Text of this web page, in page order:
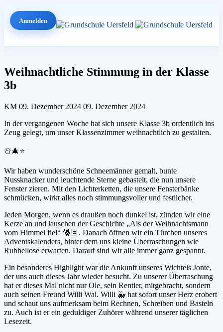
Anmelden
Weihnachtliche Stimmung in der Klasse
3b
KM 09. Dezember 2024 09. Dezember 2024
In der vergangenen Woche hat sich unsere Klasse 3b ordentlich ins
Zeug gelegt, um unser Klassenzimmer weihnachtlich zu gestalten.
☃️🎄⭐️
Wir haben wunderschöne Schneemänner gemalt, bunte
Nussknacker und leuchtende Sterne gebastelt, die nun unsere
Fenster zieren. Mit den Lichterketten, die unsere Fensterbänke
schmücken, wirkt alles noch stimmungsvoller und festlicher.
Jeden Morgen, wenn es draußen noch dunkel ist, zünden wir eine
Kerze an und lauschen der Geschichte „Als der Weihnachtsmann
vom Himmel fiel“ 🎅🏻. Danach öffnen wir ein Türchen unseres
Adventskalenders, hinter dem uns kleine Überraschungen wie
Rubbellose erwarten. Darauf sind wir alle immer ganz gespannt.
Ein besonderes Highlight war die Ankunft unseres Wichtels Jonte,
der uns auch dieses Jahr wieder besucht. Zu unserer Überraschung
hat er dieses Mal nicht nur Ole, sein Rentier, mitgebracht, sondern
auch seinen Freund Willi Wal. Willi 🐳 hat sofort unser Herz erobert
und schaut uns aufmerksam beim Rechnen, Schreiben und Basteln
zu. Auch ist er ein geduldiger Zuhörer während unserer täglichen
Lesezeit.